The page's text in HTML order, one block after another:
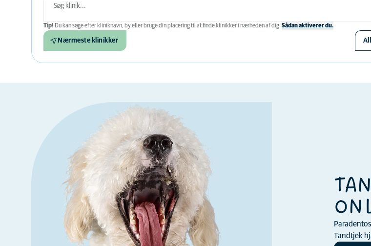
Tip! Du kan søge efter kliniknavn, by eller bruge din placering til at finde klinikker i nærheden af ​​dig. Sådan aktiverer du.
Nærmeste klinikker
Tandtjek